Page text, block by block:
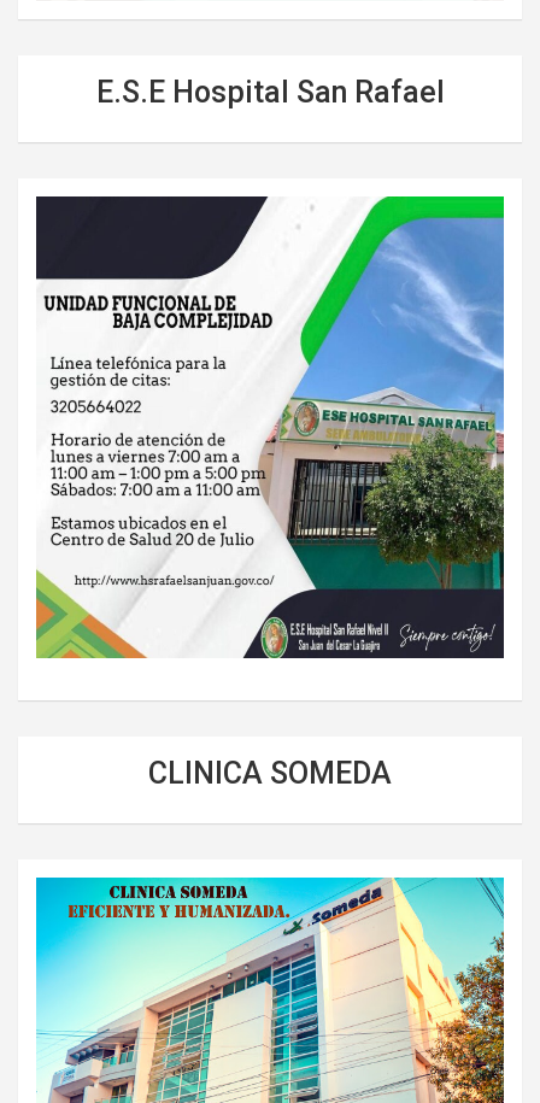
E.S.E Hospital San Rafael
CLINICA SOMEDA